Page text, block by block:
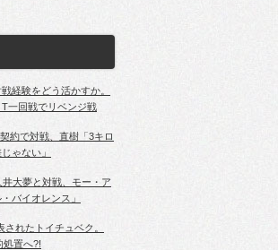
経験をどう活かすか。
一回戦でリベンジ戦
約で対戦、直樹「3キロ
ゃない」
井大夢と対戦、モー・ア
バイオレンス」
されたトイチュベク。
処置へ?!